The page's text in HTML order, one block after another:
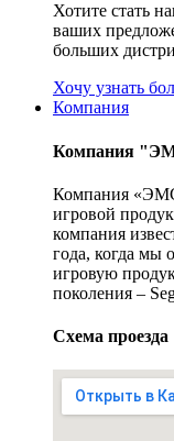
Хотите стать
ваших
больших
Хочу узнать
Компания
Компания
Компания
игровой
компания
года, когда мы
игровую
поколения –
Схема проезда